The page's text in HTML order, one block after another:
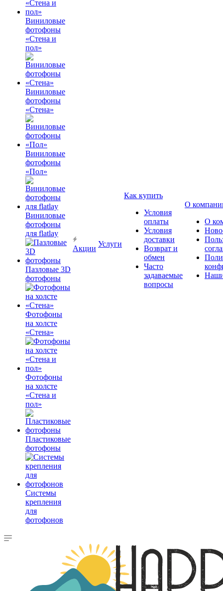
Виниловые
фотофоны
«Стена и
пол»
Виниловые
фотофоны
«Стена»
Виниловые
фотофоны
«Пол»
Виниловые
фотофоны
для flatlay
Пазловые 3D
фотофоны
Фотофоны
на холсте
«Стена»
Фотофоны
на холсте
«Стена и
пол»
Пластиковые
фотофоны
Системы
крепления
для
фотофонов
Акции
Услуги
Как купить
Условия
оплаты
Условия
доставки
Возврат и
обмен
Часто
задаваемые
вопросы
О
О